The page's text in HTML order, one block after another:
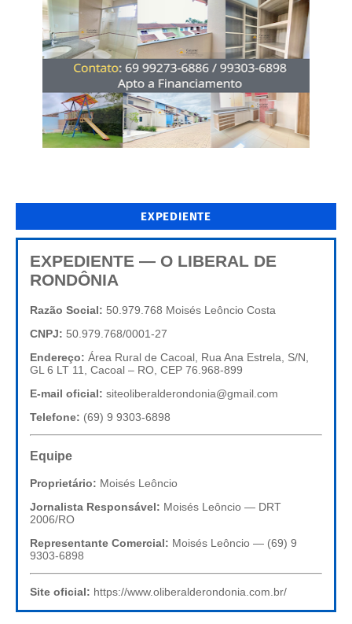
EXPEDIENTE
EXPEDIENTE — O LIBERAL DE
RONDÔNIA
Razão Social: 50.979.768 Moisés Leôncio Costa
CNPJ: 50.979.768/0001-27
Endereço: Área Rural de Cacoal, Rua Ana Estrela, S/N,
GL 6 LT 11, Cacoal – RO, CEP 76.968-899
E-mail oficial: siteoliberalderondonia@gmail.com
Telefone: (69) 9 9303-6898
Equipe
Proprietário: Moisés Leôncio
Jornalista Responsável: Moisés Leôncio — DRT
2006/RO
Representante Comercial: Moisés Leôncio — (69) 9
9303-6898
Site oficial: https://www.oliberalderondonia.com.br/